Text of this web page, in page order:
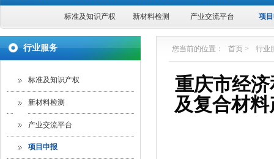
标准及知识产权 新材料检测 产业交流平台 项
行业服务
标准及知识产权
新材料检测
产业交流平台
项目申报
您当前的位置： 首页 > 行业
重庆市经
及复合材